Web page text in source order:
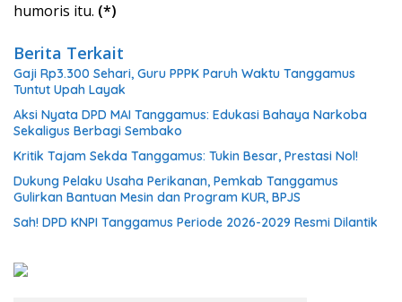
humoris itu. (*)
Berita Terkait
Gaji Rp3.300 Sehari, Guru PPPK Paruh Waktu Tanggamus
Tuntut Upah Layak
Aksi Nyata DPD MAI Tanggamus: Edukasi Bahaya Narkoba
Sekaligus Berbagi Sembako
Kritik Tajam Sekda Tanggamus: Tukin Besar, Prestasi Nol!
Dukung Pelaku Usaha Perikanan, Pemkab Tanggamus
Gulirkan Bantuan Mesin dan Program KUR, BPJS
Sah! DPD KNPI Tanggamus Periode 2026-2029 Resmi Dilantik